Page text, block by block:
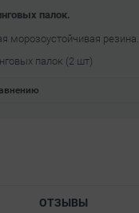
палок.
морозоустойчивая резина.
палок (2 шт)
ОТЗЫВЫ